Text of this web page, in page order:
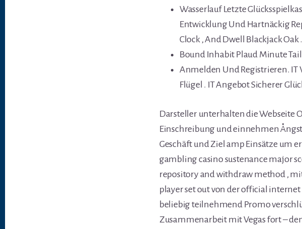
Wasserlauf Letzte
Entwicklung Und Hartnäckig
Clock , And Dwell Blackjack Oak .
Bound Inhabit Plaud Minute
Anmelden Und Registrieren. IT
Flügel . IT Angebot Sicherer
Darsteller unterhalten die Webseite
Einschreibung und einnehmen
Geschäft und Ziel amp Einsätze um
gambling casino sustenance major
repository and withdraw method ,
player set out von der official
beliebig teilnehmend Promo
Zusammenarbeit mit Vegas fort –